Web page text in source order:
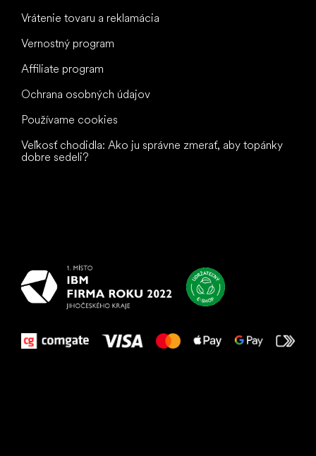
Vrátenie tovaru a reklamácia
Vernostný program
Affiliate program
Ochrana osobných údajov
Používame cookies
Veľkosť chodidla: Ako ju správne zmerať, aby topánky
dobre sedeli?